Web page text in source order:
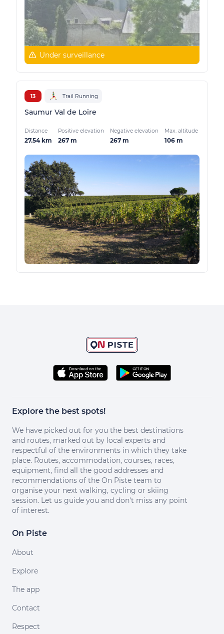
Under surveillance
13 Trail Running
Saumur Val de Loire
Distance
27.54 km
Positive elevation
267 m
Negative elevation
267 m
Max. altitude
106 m
Explore the best spots!
We have picked out for you the best destinations
and routes, marked out by local experts and
respectful of the environments in which they take
place. Routes, accommodation, courses, races,
equipment, find all the good addresses and
recommendations of the On Piste team to
organise your next walking, cycling or skiing
session. Let us guide you and don't miss any point
of interest.
On Piste
About
Explore
The app
Contact
Respect